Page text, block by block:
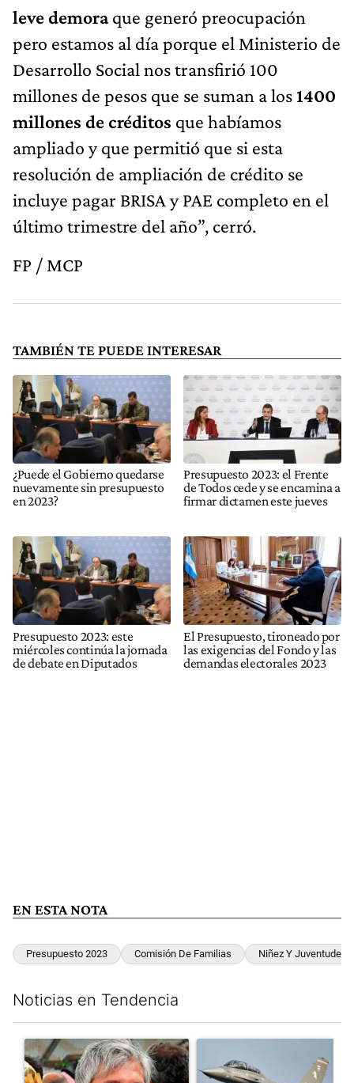
leve demoraque generó preocupación
pero estamos al día porque el Ministerio de
Desarrollo Social nos transfirió 100
millones de pesos que se suman a los1400
millones de créditos que habíamos
ampliado y que permitió que si esta
resolución de ampliación de crédito se
incluye pagar BRISA y PAE completo en el
último trimestre del año”, cerró.
FP / MCP
TAMBIÉN TE PUEDE INTERESAR
¿Puede el Gobierno quedarse
nuevamente sin presupuesto
en 2023?
Presupuesto 2023: el Frente
de Todos cede y se encamina a
firmar dictamen este jueves
Presupuesto 2023: este
miércoles continúa la jornada
de debate en Diputados
El Presupuesto, tironeado por
las exigencias del Fondo y las
demandas electorales 2023
EN ESTA NOTA
Presupuesto 2023 Comisión De Familias Niñez Y Juventudes
Noticias en Tendencia
Un artículo de tendencia con el título "Murió Jorge Messi, el